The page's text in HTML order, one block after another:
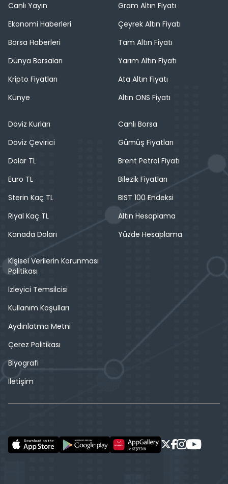
Canlı Yayın
Ekonomi Haberleri
Borsa Haberleri
Dünya Borsaları
Kripto Fiyatları
Künye
Gram Altın Fiyatı
Çeyrek Altın Fiyatı
Tam Altın Fiyatı
Yarım Altın Fiyatı
Ata Altın Fiyatı
Altın ONS Fiyatı
Döviz Kurları
Döviz Çevirici
Dolar TL
Euro TL
Sterin Kaç TL
Riyal Kaç TL
Kanada Doları
Canlı Borsa
Gümüş Fiyatları
Brent Petrol Fiyatı
Bilezik Fiyatları
BIST 100 Endeksi
Altın Hesaplama
Yüzde Hesaplama
Kişisel Verilerin Korunması
Politikası
İzleyici Temsilcisi
Kullanım Koşulları
Aydınlatma Metni
Çerez Politikası
Biyografi
İletişim